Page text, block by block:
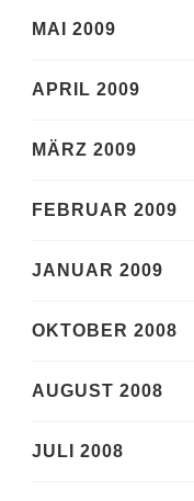
MAI 2009
APRIL 2009
MÄRZ 2009
FEBRUAR 2009
JANUAR 2009
OKTOBER 2008
AUGUST 2008
JULI 2008